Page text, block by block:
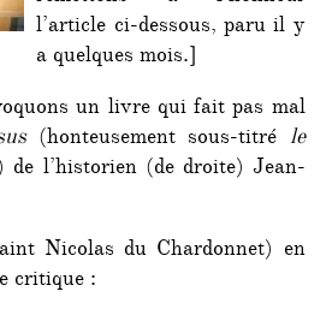
l’article ci-dessous, paru il y
a quelques mois.]
un livre qui fait pas mal
(honteusement sous-titré le
de l’historien (de droite) Jean-
Nicolas du Chardonnet) en
critique :